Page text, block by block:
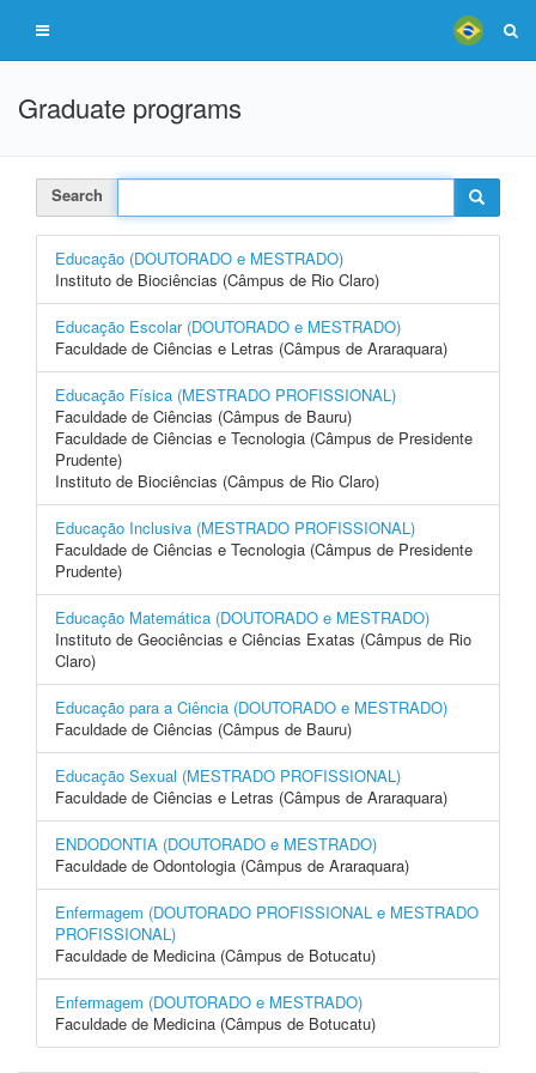
Graduate programs
Search
Educação (DOUTORADO e MESTRADO)
Instituto de Biociências (Câmpus de Rio Claro)
Educação Escolar (DOUTORADO e MESTRADO)
Faculdade de Ciências e Letras (Câmpus de Araraquara)
Educação Física (MESTRADO PROFISSIONAL)
Faculdade de Ciências (Câmpus de Bauru)
Faculdade de Ciências e Tecnologia (Câmpus de Presidente
Prudente)
Instituto de Biociências (Câmpus de Rio Claro)
Educação Inclusiva (MESTRADO PROFISSIONAL)
Faculdade de Ciências e Tecnologia (Câmpus de Presidente
Prudente)
Educação Matemática (DOUTORADO e MESTRADO)
Instituto de Geociências e Ciências Exatas (Câmpus de Rio
Claro)
Educação para a Ciência (DOUTORADO e MESTRADO)
Faculdade de Ciências (Câmpus de Bauru)
Educação Sexual (MESTRADO PROFISSIONAL)
Faculdade de Ciências e Letras (Câmpus de Araraquara)
ENDODONTIA (DOUTORADO e MESTRADO)
Faculdade de Odontologia (Câmpus de Araraquara)
Enfermagem (DOUTORADO PROFISSIONAL e MESTRADO
PROFISSIONAL)
Faculdade de Medicina (Câmpus de Botucatu)
Enfermagem (DOUTORADO e MESTRADO)
Faculdade de Medicina (Câmpus de Botucatu)